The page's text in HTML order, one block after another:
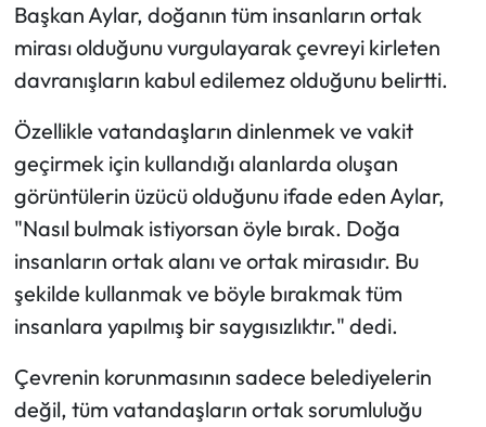
Başkan Aylar, doğanın tüm insanların ortak
mirası olduğunu vurgulayarak çevreyi kirleten
davranışların kabul edilemez olduğunu belirtti.
Özellikle vatandaşların dinlenmek ve vakit
geçirmek için kullandığı alanlarda oluşan
görüntülerin üzücü olduğunu ifade eden Aylar,
"Nasıl bulmak istiyorsan öyle bırak. Doğa
insanların ortak alanı ve ortak mirasıdır. Bu
şekilde kullanmak ve böyle bırakmak tüm
insanlara yapılmış bir saygısızlıktır." dedi.
Çevrenin korunmasının sadece belediyelerin
değil, tüm vatandaşların ortak sorumluluğu
Oğuzlar Haberleri
Ortaköy Haberleri
Osmancık Haberleri
Otomotiv
Resmi İlan
Resmi Reklam
Siyaset